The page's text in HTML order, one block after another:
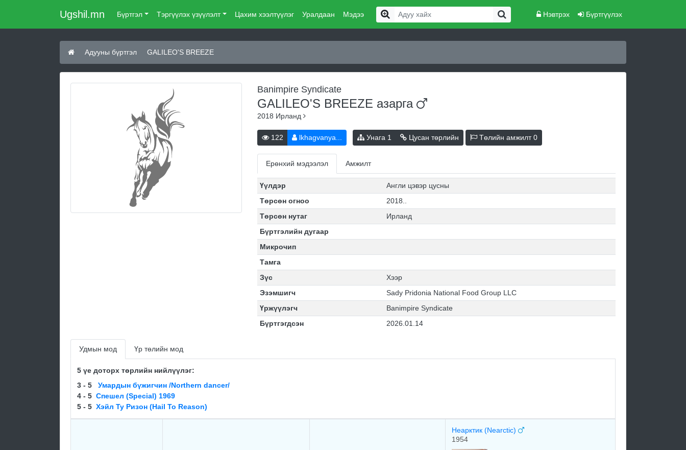
Ugshil.mn Бүртгэл Тэргүүлэх үзүүлэлт Цахим хээлтүүлэг Уралдаан Мэдээ Нэвтрэх Бүртгүүлэх
Адууны бүртгэл GALILEO'S BREEZE
Banimpire Syndicate
GALILEO'S BREEZE азарга
2018 Ирланд
122 lkhagvanya... Унага 1 Цусан төрлийн Төлийн амжилт0
Ерөнхий мэдээлэл Амжилт
Үүлдэр
Англи цэвэр цусны
Төрсөн огноо
2018..
Төрсөн нутаг
Ирланд
Бүртгэлийн дугаар
Микрочип
Тамга
Зүс
Хээр
Эзэмшигч
Sady Pridonia National Food Group LLC
Үржүүлэгч
Banimpire Syndicate
Бүртгэгдсэн
2026.01.14
Удмын мод Үр төлийн мод
5 үе доторх төрлийн нийлүүлэг:
3 - 5
Умардын бүжигчин /Northern dancer/
4 - 5 Спешел (Special) 1969
5 - 5 Хэйл Ту Ризон (Hail To Reason)
Неарктик (Nearctic)
1954